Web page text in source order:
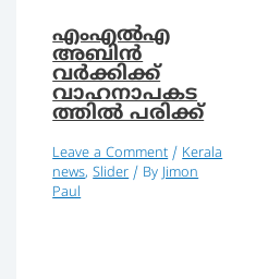
എംഎല്‍എ
അബിന്‍
വര്‍ക്കിക്ക്
വാഹനാപകട
ത്തില്‍ പരിക്ക്
Leave a Comment / Kerala
news,Slider / By Jimon
Paul